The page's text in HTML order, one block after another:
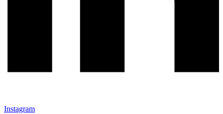
Instagram